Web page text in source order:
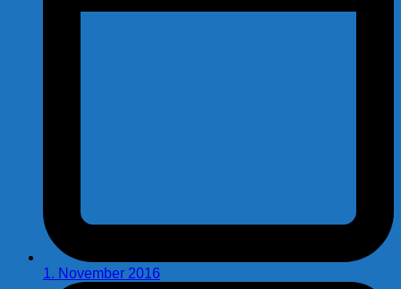
1. November 2016